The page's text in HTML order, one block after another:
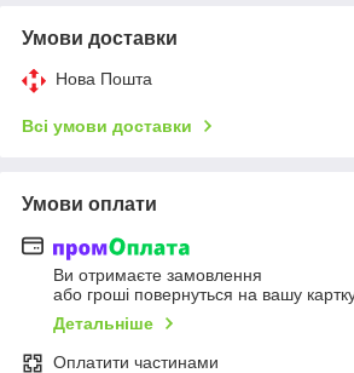
Умови доставки
Нова Пошта
Всі умови доставки
Умови оплати
Ви отримаєте замовлення
або гроші повернуться на вашу
Детальніше
Оплатити частинами